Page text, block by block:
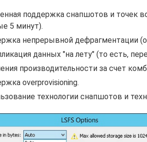
поддержка снапшотов и точек
5 минут).
непрерывной дефрагментации
данных "на лету" (то есть,
производительности за счет
overprovisioning.
технологии снапшотов и